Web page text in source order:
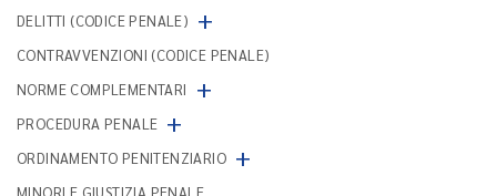
DELITTI (CODICE PENALE) +
CONTRAVVENZIONI (CODICE PENALE)
NORME COMPLEMENTARI
+
PROCEDURA PENALE +
ORDINAMENTO PENITENZIARIO +
MINORI E GIUSTIZIA PENALE